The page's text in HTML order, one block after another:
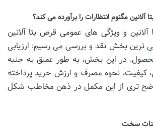
آلانین مگنوم انتظارات را برآورده می کند؟
آلانین و ویژگی های عمومی قرص بتا آلانین
ترین بخش نقد و بررسی می رسیم: ارزیابی
در این بخش، به طور عمیق به جنبه
کیفیت، نحوه مصرف و ارزش خرید پرداخته
تری از این مکمل در ذهن مخاطب شکل
سخت